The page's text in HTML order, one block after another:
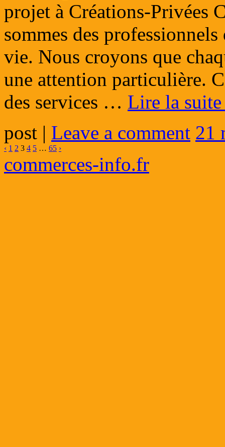
projet à Créations-Privées
sommes des
vie. Nous croyons que
une attention particulière.
des services … Lire la
post | Leave a comment 21
‹ 1 2 3 4 5 … 65 ›
commerces-info.fr